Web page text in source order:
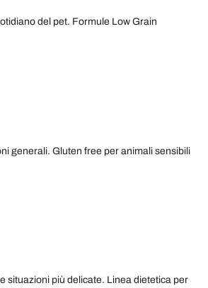
del pet. Formule Low Grain
generali. Gluten free per animali sensibili
situazioni più delicate. Linea dietetica per